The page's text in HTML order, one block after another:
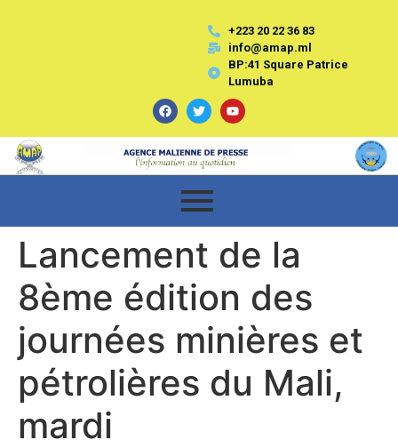
+223 20 22 36 83
info@amap.ml
BP:41 Square Patrice
Lumuba
Lancement de la
8ème édition des
journées minières et
pétrolières du Mali,
mardi